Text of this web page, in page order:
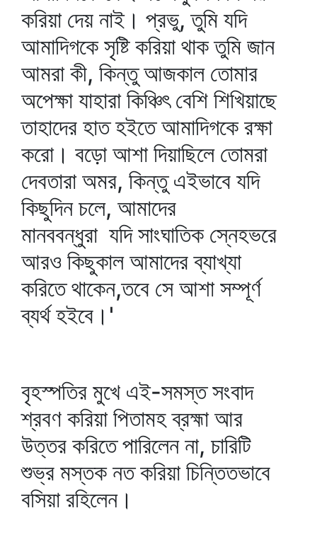
করিয়া দেয় নাই। প্রভু, তুমি যদি
আমাদিগকে সৃষ্টি করিয়া থাক তুমি জান
আমরা কী, কিন্তু আজকাল তোমার
অপেক্ষা যাহারা কিঞ্চিৎ বেশি শিখিয়াছে
তাহাদের হাত হইতে আমাদিগকে রক্ষা
করো। বড়ো আশা দিয়াছিলে তোমরা
দেবতারা অমর, কিন্তু এইভাবে যদি
কিছুদিন চলে, আমাদের
মানববন্ধুরা যদি সাংঘাতিক স্নেহভরে
আরও কিছুকাল আমাদের ব্যাখ্যা
করিতে থাকেন,তবে সে আশা সম্পূর্ণ
ব্যর্থ হইবে।'
বৃহস্পতির মুখে এই-সমস্ত সংবাদ
শ্রবণ করিয়া পিতামহ ব্রহ্মা আর
উত্তর করিতে পারিলেন না, চারিটি
শুভ্র মস্তক নত করিয়া চিন্তিতভাবে
বসিয়া রহিলেন।